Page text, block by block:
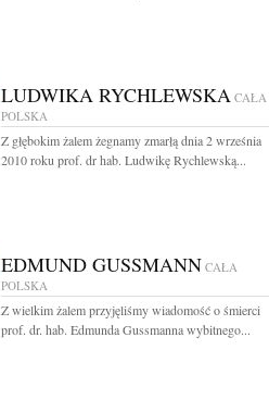
LUDWIKA RYCHLEWSKA CAŁA
POLSKA
Z głębokim żalem żegnamy zmarłą dnia 2 września
2010 roku prof. dr hab. Ludwikę Rychlewską...
EDMUND GUSSMANN CAŁA
POLSKA
Z wielkim żalem przyjęliśmy wiadomość o śmierci
prof. dr. hab. Edmunda Gussmanna wybitnego...